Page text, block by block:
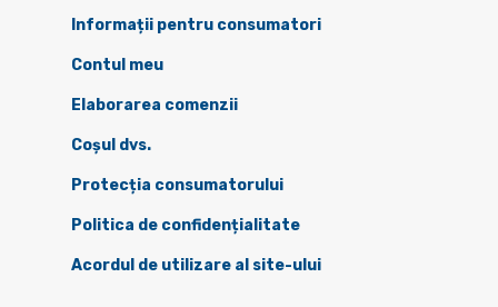
Informații pentru consumatori
Contul meu
Elaborarea comenzii
Coșul dvs.
Protecția consumatorului
Politica de confidențialitate
Acordul de utilizare al site-ului